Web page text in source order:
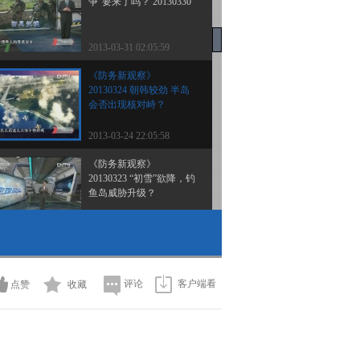
2013-03-31 02:05:59
《防务新观察》
20130324 朝韩较劲 半岛
会否出现核对峙？
2013-03-24 22:05:58
《防务新观察》
20130323 “初雪”欲降，钓
鱼岛威胁升级？
国军费何须质疑
2013-03-17 21:15:15
点赞 收藏 评论 客户端看